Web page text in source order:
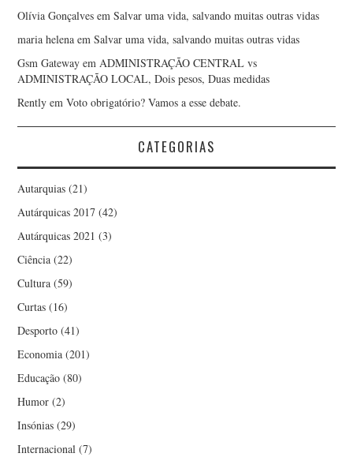
Olívia Gonçalves emSalvar uma vida, salvando muitas outras vidas
maria helena emSalvar uma vida, salvando muitas outras vidas
Gsm Gateway em ADMINISTRAÇÃO CENTRAL vs
ADMINISTRAÇÃO LOCAL, Dois pesos, Duas medidas
Rently emVoto obrigatório? Vamos a esse debate.
CATEGORIAS
Autarquias (21)
Autárquicas 2017 (42)
Autárquicas 2021 (3)
Ciência (22)
Cultura (59)
Curtas (16)
Desporto (41)
Economia (201)
Educação (80)
Humor (2)
Insónias (29)
Internacional (7)